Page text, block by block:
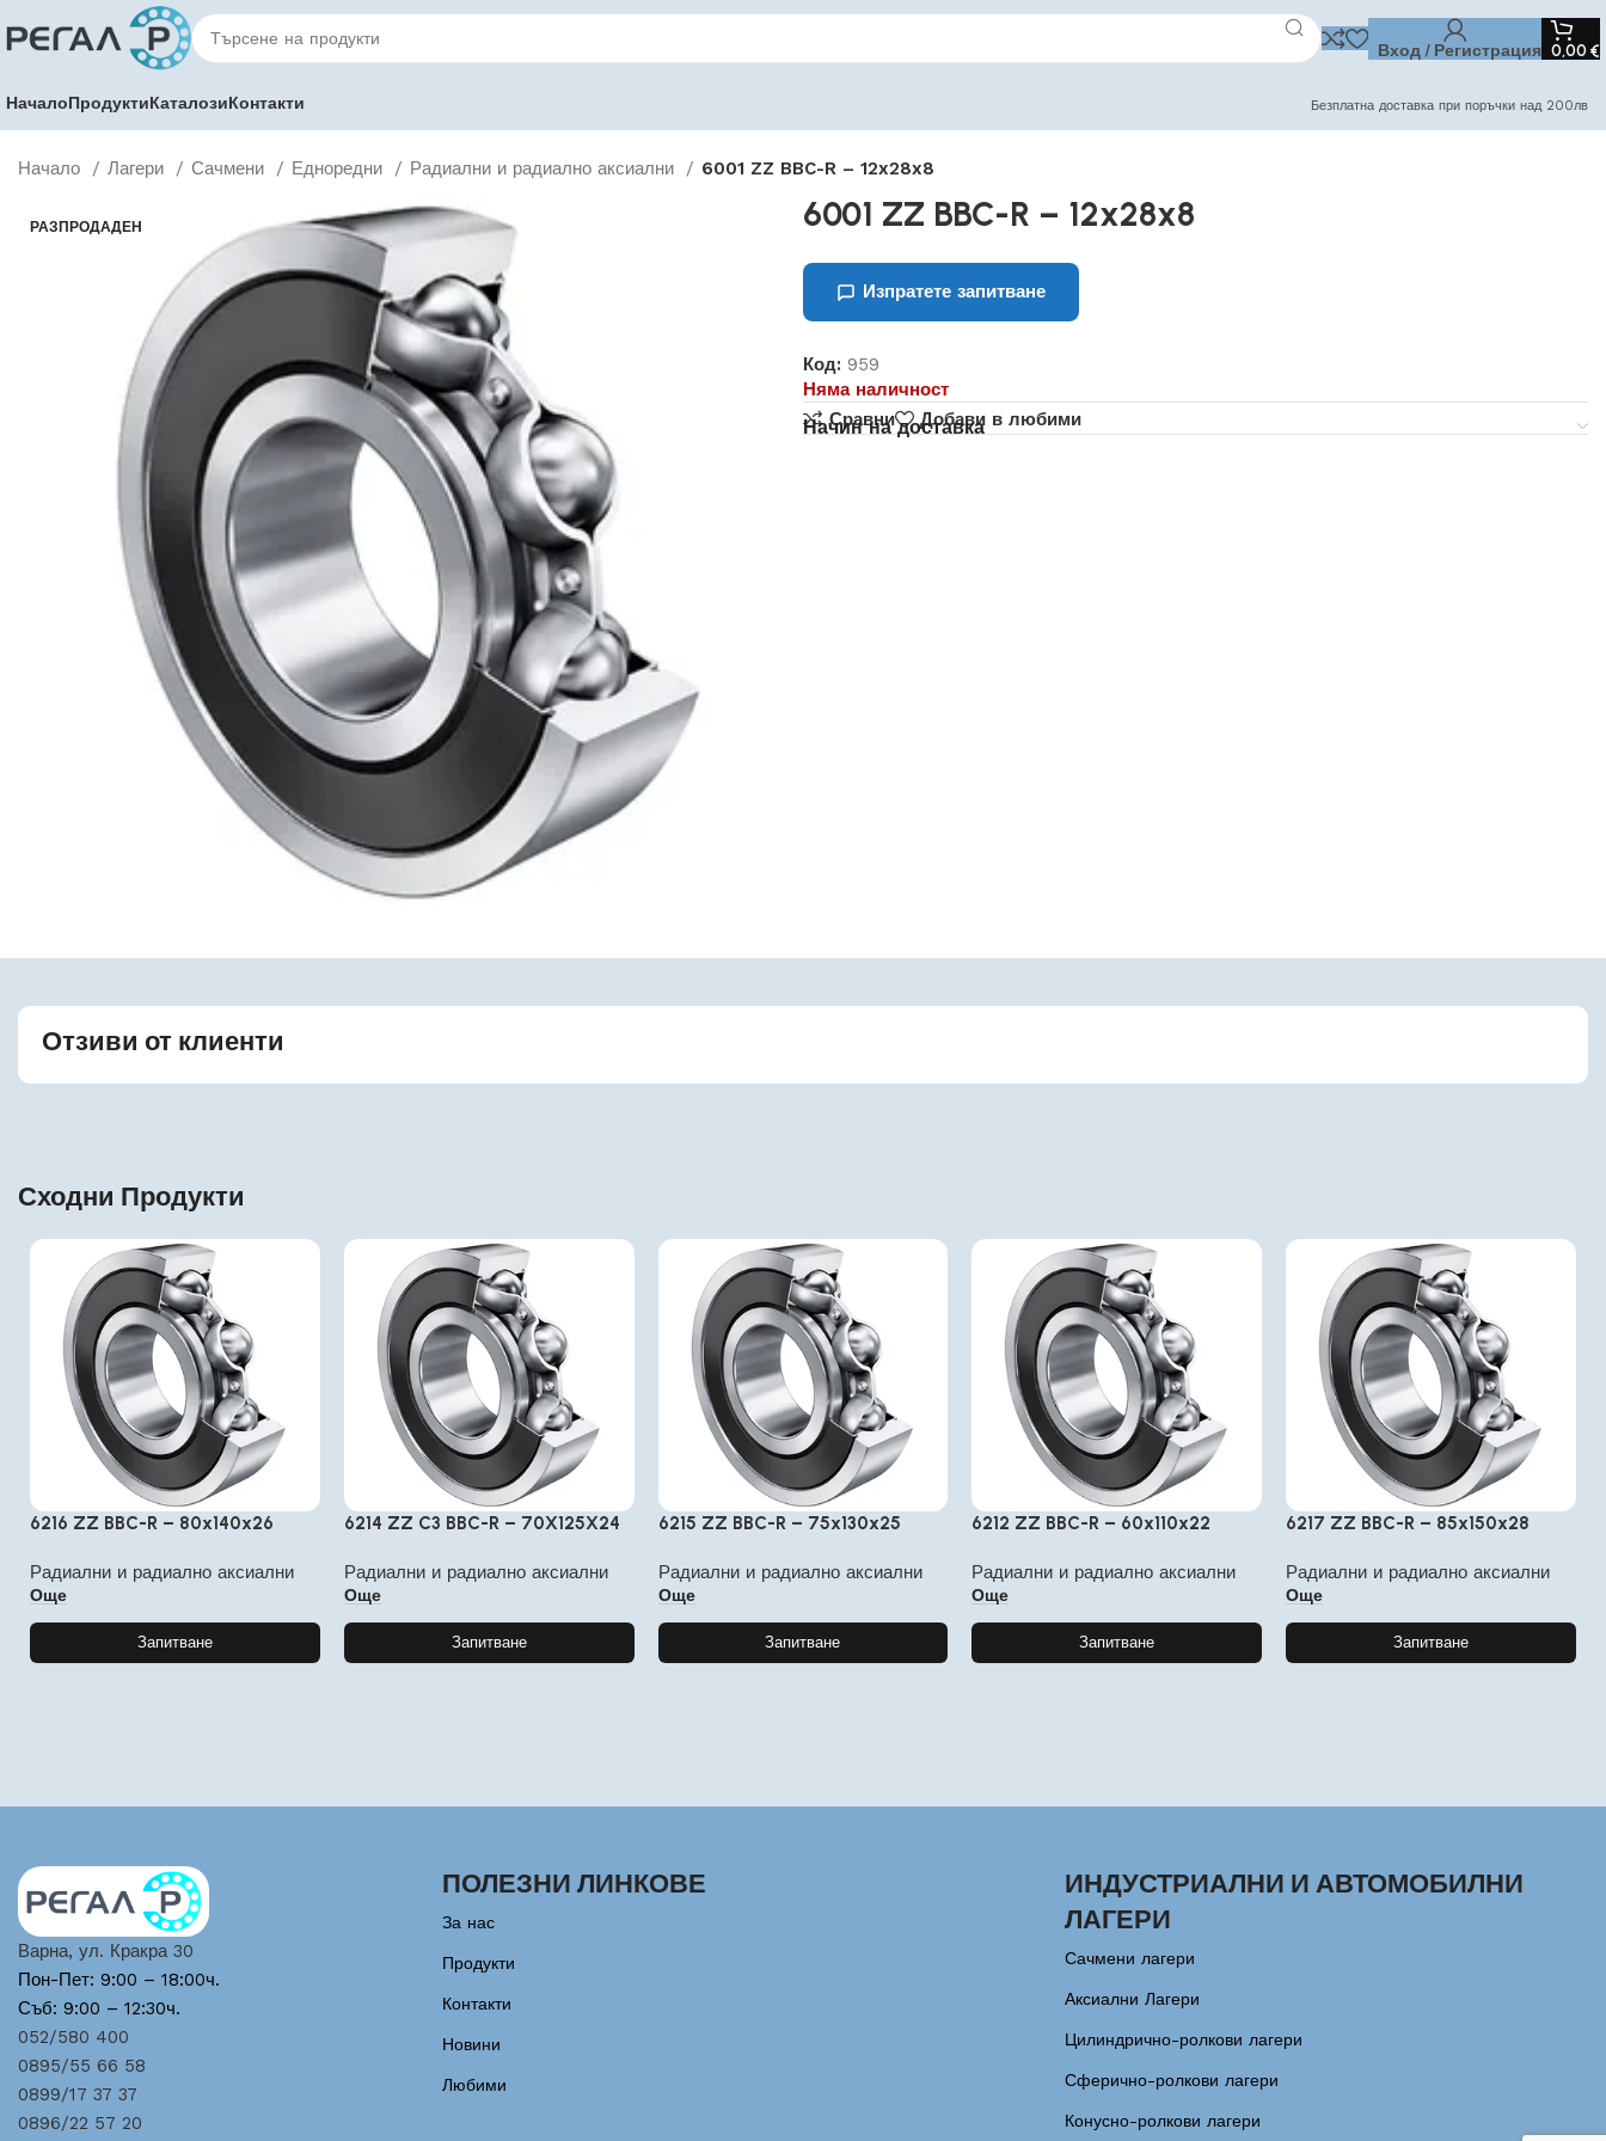
Вход / Регистрация 0,00 €
НачалоПродуктиКаталозиКонтакти Безплатна доставка при поръчки над 200лв
Начало Лагери Сачмени Едноредни Радиални и радиално аксиални 6001 ZZ BBC-R – 12x28x8
РАЗПРОДАДЕН 6001 ZZ BBC-R – 12x28x8
Изпратете запитване
Код: 959
Няма наличност
Сравни
Добави в любими
Начин на доставка
Отзиви от клиенти
Сходни Продукти
6216 ZZ BBC-R – 80x140x26
Радиални и радиално аксиални
Още
Запитване
6214 ZZ C3 BBC-R – 70X125X24
Радиални и радиално аксиални
Още
Запитване
6215 ZZ BBC-R – 75x130x25
Радиални и радиално аксиални
Още
Запитване
6212 ZZ BBC-R – 60x110x22
Радиални и радиално аксиални
Още
Запитване
6217 ZZ BBC-R – 85x150x28
Радиални и радиално аксиални
Още
Запитване
Варна, ул. Кракра 30
Пон-Пет: 9:00 – 18:00ч.
Съб: 9:00 – 12:30ч.
052/580 400
0895/55 66 58
0899/17 37 37
0896/22 57 20
ПОЛЕЗНИ ЛИНКОВЕ
За нас
Продукти
Контакти
Новини
Любими
ИНДУСТРИАЛНИ И АВТОМОБИЛНИ
ЛАГЕРИ
Сачмени лагери
Аксиални Лагери
Цилиндрично-ролкови лагери
Сферично-ролкови лагери
Конусно-ролкови лагери